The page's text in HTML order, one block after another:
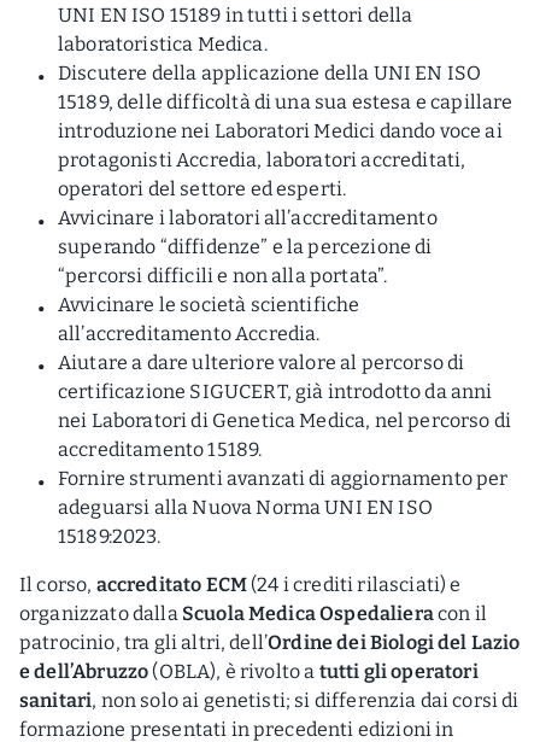
UNI EN ISO 15189 in tutti i settori della
laboratoristica Medica.
Discutere della applicazione della UNI EN ISO
15189, delle difficoltà di una sua estesa e capillare
introduzione nei Laboratori Medici dando voce ai
protagonisti Accredia, laboratori accreditati,
operatori del settore ed esperti.
Avvicinare i laboratori all’accreditamento
superando “diffidenze” e la percezione di
“percorsi difficili e non alla portata”.
Avvicinare le società scientifiche
all’accreditamento Accredia.
Aiutare a dare ulteriore valore al percorso di
certificazione SIGUCERT, già introdotto da anni
nei Laboratori di Genetica Medica, nel percorso di
accreditamento 15189.
Fornire strumenti avanzati di aggiornamento per
adeguarsi alla Nuova Norma UNI EN ISO
15189:2023.
Il corso, accreditato ECM (24 i crediti rilasciati) e
organizzato dalla Scuola Medica Ospedalieracon il
patrocinio, tra gli altri, dell’Ordine dei Biologi del Lazio
e dell’Abruzzo (OBLA), è rivolto a tutti gli operatori
sanitari, non solo ai genetisti; si differenzia dai corsi di
formazione presentati in precedenti edizioni in